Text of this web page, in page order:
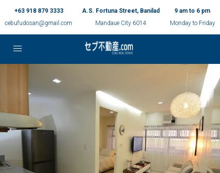
+63 918 879 3333
cebufudosan@gmail.com
A.S. Fortuna Street, Banilad
Mandaue City 6014
9 am to 6 pm
Monday to Friday